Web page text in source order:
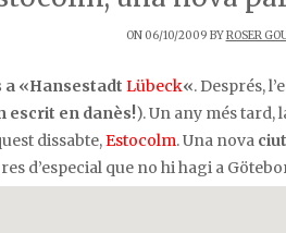
ON 06/10/2009 BYROSER
a «Hansestadt Lübeck«. Després,
escrit en danès!). Un any més tard,
dissabte,Estocolm. Una nova
d’especial que no hi hagi a